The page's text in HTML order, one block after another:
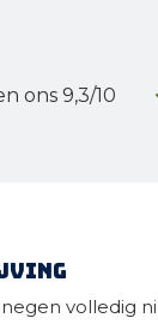
ons 9,3/10
volledig